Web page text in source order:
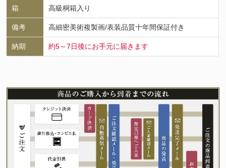
箱 高級桐箱入り
備考 高細密美術複製画/表装品質十年間保証付き
納期 約5～7日後にお手元に届きます